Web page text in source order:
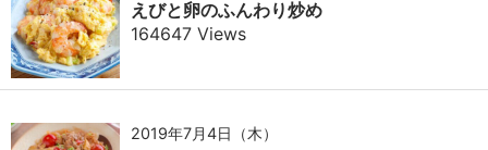
えびと卵のふんわり炒め
164647 Views
2019年7月4日（木）